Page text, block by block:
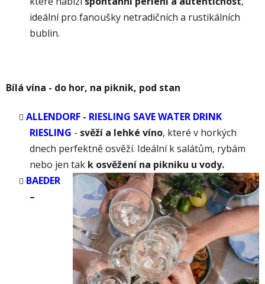
ideální pro fanoušky netradičních a rustikálních
bublin.
Bílá vína - do hor, na piknik, pod stan
ALLENDORF - RIESLING SAVE WATER DRINK
RIESLING - svěží a lehké víno, které v horkých
dnech perfektně osvěží. Ideální k salátům, rybám
nebo jen tak k osvěžení na pikniku u vody.
BAEDER
–